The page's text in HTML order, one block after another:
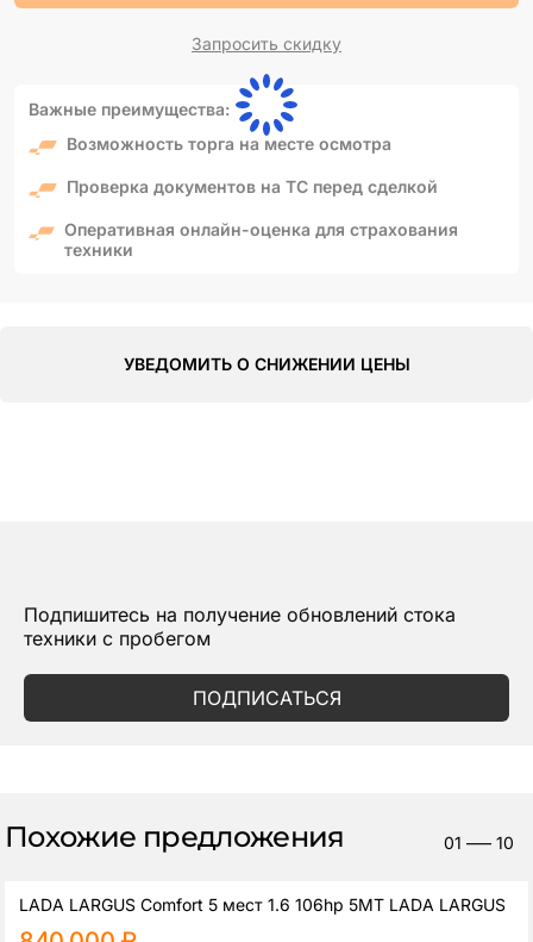
Запросить скидку
Важные преимущества:
Возможность торга на месте осмотра
Проверка документов на ТС перед сделкой
Оперативная онлайн-оценка для страхования
техники
УВЕДОМИТЬ О СНИЖЕНИИ ЦЕНЫ
Подпишитесь на получение обновлений стока
техники с пробегом
ПОДПИСАТЬСЯ
Похожие предложения 01 —– 10
LADA LARGUS Comfort 5 мест 1.6 106hp 5MT LADA LARGUS